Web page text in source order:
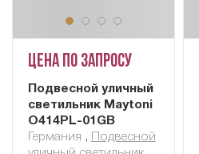
Цена по запросу
Подвесной уличный
светильник Maytoni
O414PL-01GB
Германия ,
Подвесной